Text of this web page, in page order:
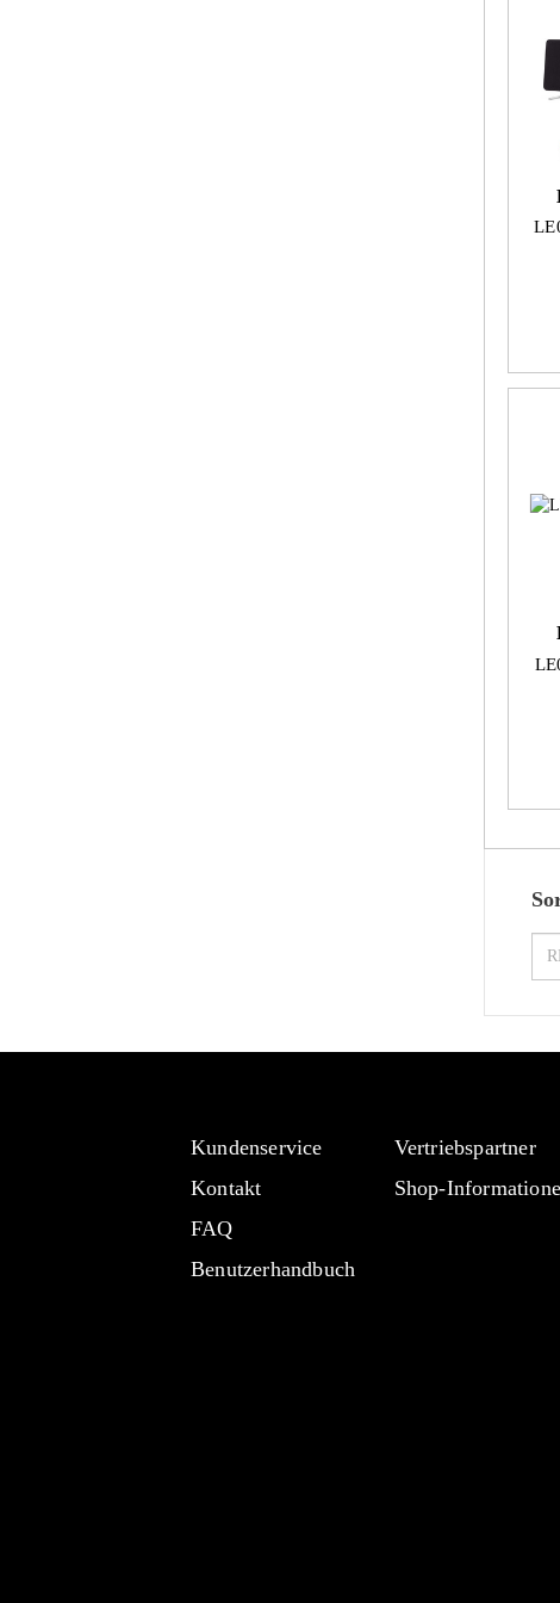
Kundenservice
Kontakt
FAQ
Benutzerhandbuch
Vertriebspartner
Shop-